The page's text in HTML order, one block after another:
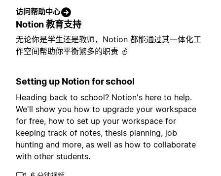
访问帮助中心
Notion 教育支持
无论你是学生还是教师，Notion 都能通过其一体化工
作空间帮助你平衡繁多的职责 🍎
Setting up Notion for school
Heading back to school? Notion's here to help.
We'll show you how to upgrade your workspace
for free, how to set up your workspace for
keeping track of notes, thesis planning, job
hunting and more, as well as how to collaborate
with other students.